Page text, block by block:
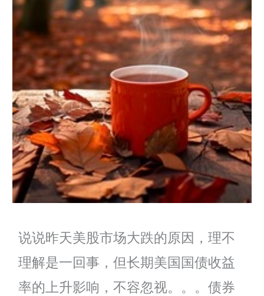
说说昨天美股市场大跌的原因，理不
理解是一回事，但长期美国国债收益
率的上升影响，不容忽视。。。债券